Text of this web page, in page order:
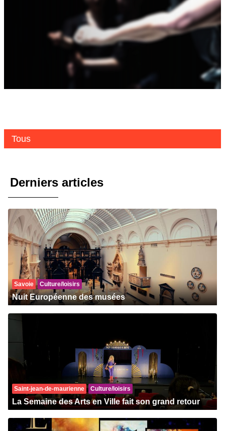
Tous
Derniers articles
Savoie Culture/loisirs
Nuit Européenne des musées
Saint-jean-de-maurienne Culture/loisirs
La Semaine des Arts en Ville fait son grand retour